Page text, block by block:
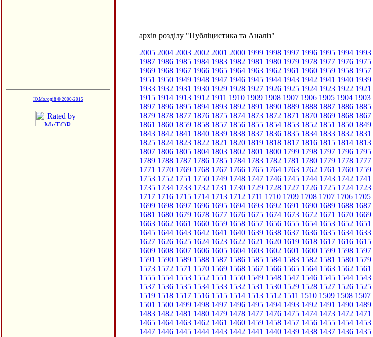
Ю.Молодій © 2000-2015
архів розділу "Публіцистика та Аналіз"
2005 2004 2003 2002 2001 2000 1999 1998 1997 1996 1995 1994 1993
1987 1986 1985 1984 1983 1982 1981 1980 1979 1978 1977 1976 1975
1969 1968 1967 1966 1965 1964 1963 1962 1961 1960 1959 1958 1957
1951 1950 1949 1948 1947 1946 1945 1944 1943 1942 1941 1940 1939
1933 1932 1931 1930 1929 1928 1927 1926 1925 1924 1923 1922 1921
1915 1914 1913 1912 1911 1910 1909 1908 1907 1906 1905 1904 1903
1897 1896 1895 1894 1893 1892 1891 1890 1889 1888 1887 1886 1885
1879 1878 1877 1876 1875 1874 1873 1872 1871 1870 1869 1868 1867
1861 1860 1859 1858 1857 1856 1855 1854 1853 1852 1851 1850 1849
1843 1842 1841 1840 1839 1838 1837 1836 1835 1834 1833 1832 1831
1825 1824 1823 1822 1821 1820 1819 1818 1817 1816 1815 1814 1813
1807 1806 1805 1804 1803 1802 1801 1800 1799 1798 1797 1796 1795
1789 1788 1787 1786 1785 1784 1783 1782 1781 1780 1779 1778 1777
1771 1770 1769 1768 1767 1766 1765 1764 1763 1762 1761 1760 1759
1753 1752 1751 1750 1749 1748 1747 1746 1745 1744 1743 1742 1741
1735 1734 1733 1732 1731 1730 1729 1728 1727 1726 1725 1724 1723
1717 1716 1715 1714 1713 1712 1711 1710 1709 1708 1707 1706 1705
1699 1698 1697 1696 1695 1694 1693 1692 1691 1690 1689 1688 1687
1681 1680 1679 1678 1677 1676 1675 1674 1673 1672 1671 1670 1669
1663 1662 1661 1660 1659 1658 1657 1656 1655 1654 1653 1652 1651
1645 1644 1643 1642 1641 1640 1639 1638 1637 1636 1635 1634 1633
1627 1626 1625 1624 1623 1622 1621 1620 1619 1618 1617 1616 1615
1609 1608 1607 1606 1605 1604 1603 1602 1601 1600 1599 1598 1597
1591 1590 1589 1588 1587 1586 1585 1584 1583 1582 1581 1580 1579
1573 1572 1571 1570 1569 1568 1567 1566 1565 1564 1563 1562 1561
1555 1554 1553 1552 1551 1550 1549 1548 1547 1546 1545 1544 1543
1537 1536 1535 1534 1533 1532 1531 1530 1529 1528 1527 1526 1525
1519 1518 1517 1516 1515 1514 1513 1512 1511 1510 1509 1508 1507
1501 1500 1499 1498 1497 1496 1495 1494 1493 1492 1491 1490 1489
1483 1482 1481 1480 1479 1478 1477 1476 1475 1474 1473 1472 1471
1465 1464 1463 1462 1461 1460 1459 1458 1457 1456 1455 1454 1453
1447 1446 1445 1444 1443 1442 1441 1440 1439 1438 1437 1436 1435